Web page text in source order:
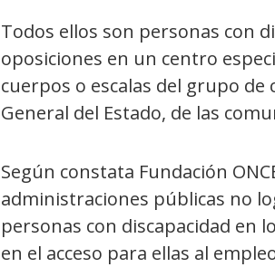
Todos ellos son personas con
oposiciones en un centro
cuerpos o escalas del grupo de
General del Estado, de las
Según constata Fundación
administraciones públicas no
personas con discapacidad en
en el acceso para ellas al